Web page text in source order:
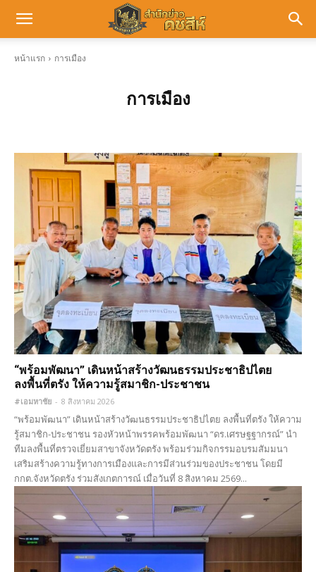
หน้าแรก การเมือง
การเมือง
“พร้อมพัฒนา” เดินหน้าสร้างวัฒนธรรมประชาธิปไตย
ลงพื้นที่ตรัง ให้ความรู้สมาชิก-ประชาชน
#เอมหาชัย - 8 สิงหาคม 2026
“พร้อมพัฒนา” เดินหน้าสร้างวัฒนธรรมประชาธิปไตย ลงพื้นที่ตรัง ให้ความ
รู้สมาชิก-ประชาชน รองหัวหน้าพรรคพร้อมพัฒนา “ดร.เศรษฐฐากรณ์” นำ
ทีมลงพื้นที่ตรวจเยี่ยมสาขาจังหวัดตรัง พร้อมร่วมกิจกรรมอบรมสัมมนา
เสริมสร้างความรู้ทางการเมืองและการมีส่วนร่วมของประชาชน โดยมี
กกต.จังหวัดตรัง ร่วมสังเกตการณ์ เมื่อวันที่ 8 สิงหาคม 2569...